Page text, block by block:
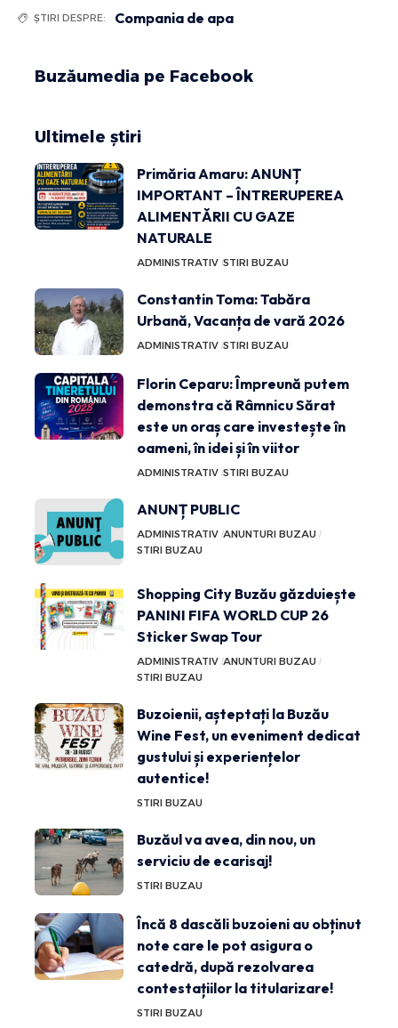
ȘTIRI DESPRE: Compania de apa
Buzăumedia pe Facebook
Ultimele știri
Primăria Amaru: ANUNȚ
IMPORTANT – ÎNTRERUPEREA
ALIMENTĂRII CU GAZE
NATURALE
ADMINISTRATIV STIRI BUZAU
Constantin Toma: Tabăra
Urbană, Vacanța de vară 2026
ADMINISTRATIV STIRI BUZAU
Florin Ceparu: Împreună putem
demonstra că Râmnicu Sărat
este un oraș care investește în
oameni, în idei și în viitor
ADMINISTRATIV STIRI BUZAU
ANUNȚ PUBLIC
ADMINISTRATIV ANUNTURI BUZAU
STIRI BUZAU
Shopping City Buzău găzduiește
PANINI FIFA WORLD CUP 26
Sticker Swap Tour
ADMINISTRATIV ANUNTURI BUZAU
STIRI BUZAU
Buzoienii, așteptați la Buzău
Wine Fest, un eveniment dedicat
gustului și experiențelor
autentice!
STIRI BUZAU
Buzăul va avea, din nou, un
serviciu de ecarisaj!
STIRI BUZAU
Încă 8 dascăli buzoieni au obținut
note care le pot asigura o
catedră, după rezolvarea
contestațiilor la titularizare!
STIRI BUZAU